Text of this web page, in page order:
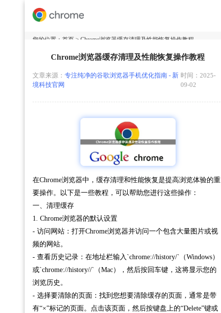
您的位置： 首页 > Chrome浏览器缓存清理及性能恢复操作教程
Chrome浏览器缓存清理及性能恢复操作教程
文章来源： 专注纯净的谷歌浏览器手机优化指南 - 新
境科技官网
时间：2025-
09-02
在Chrome浏览器中，缓存清理和性能恢复是提高浏览体验的重
要操作。以下是一些教程，可以帮助您进行这些操作：
一、清理缓存
1. Chrome浏览器的默认设置
- 访问网站：打开Chrome浏览器并访问一个包含大量图片或视
频的网站。
- 查看历史记录：在地址栏输入`chrome://history/`（Windows）
或`chrome://history//`（Mac），然后按回车键，这将显示您的
浏览历史。
- 选择要清除的页面：找到您想要清除缓存的页面，通常是带
有“×”标记的页面。点击该页面，然后按键盘上的“Delete”键或